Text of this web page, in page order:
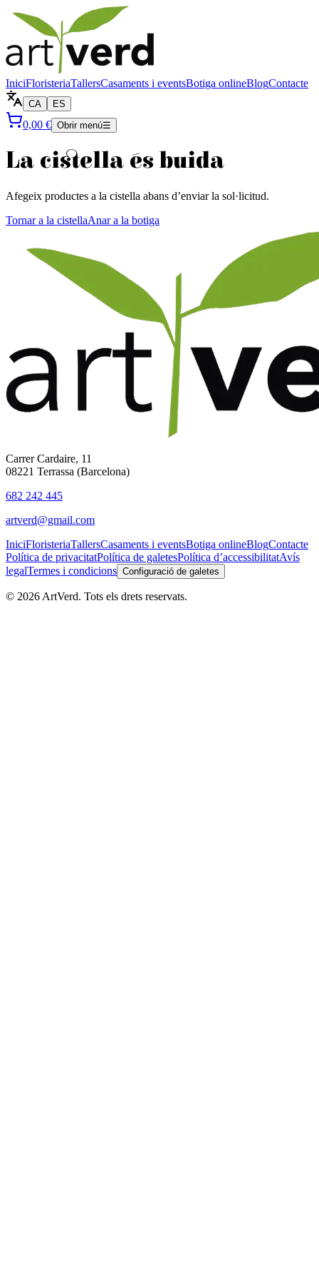
IniciFloristeriaTallersCasaments i eventsBotiga onlineBlogContacte
CA ES
0,00 € Obrir menú☰
La cistella és buida
Afegeix productes a la cistella abans d’enviar la sol·licitud.
Tornar a la cistellaAnar a la botiga
Carrer Cardaire, 11
08221 Terrassa (Barcelona)
682 242 445
artverd@gmail.com
IniciFloristeriaTallersCasaments i eventsBotiga onlineBlogContacte
Política de privacitatPolítica de galetesPolítica d’accessibilitatAvís
legalTermes i condicions Configuració de galetes
© 2026 ArtVerd. Tots els drets reservats.